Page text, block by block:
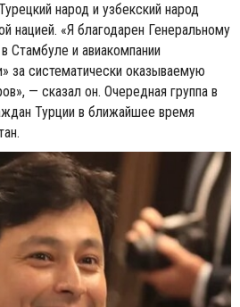
народ и узбекский народ
нацией. «Я благодарен Генеральному
Стамбуле и авиакомпании
за систематически оказываемую
— сказал он. Очередная группа в
Турции в ближайшее время